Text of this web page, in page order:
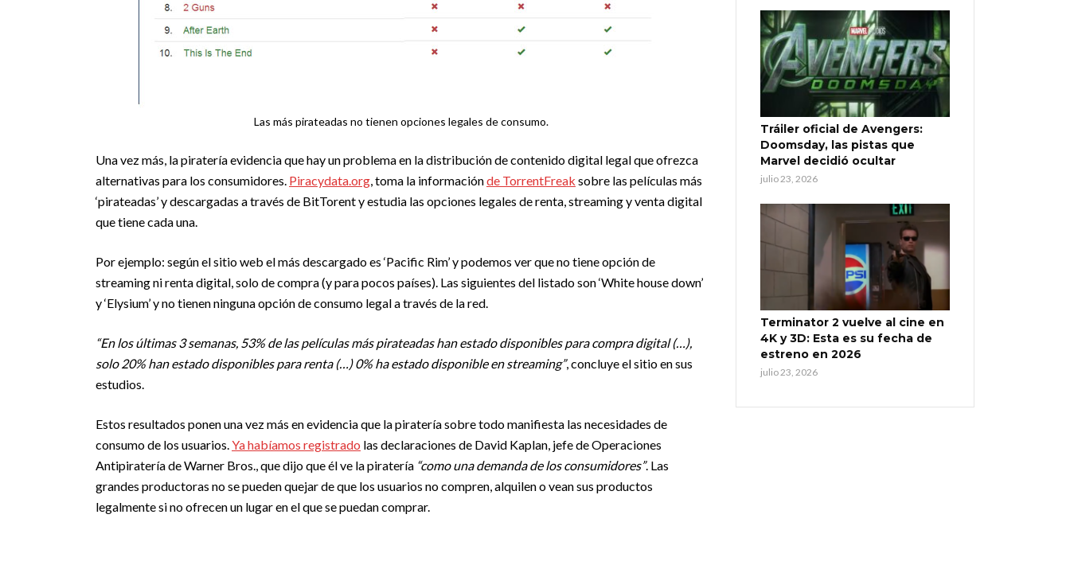
Las más pirateadas no tienen opciones legales de consumo.
Una vez más, la piratería evidencia que hay un problema en la distribución de contenido digital legal que ofrezca
alternativas para los consumidores. Piracydata.org, toma la informaciónde TorrentFreak sobre las películas más
‘pirateadas’ y descargadas a través de BitTorent y estudia las opciones legales de renta, streaming y venta digital
que tiene cada una.
Por ejemplo: según el sitio web el más descargado es ‘Pacific Rim’ y podemos ver que no tiene opción de
streaming ni renta digital, solo de compra (y para pocos países). Las siguientes del listado son ‘White house down’
y ‘Elysium’ y no tienen ninguna opción de consumo legal a través de la red.
“En los últimas 3 semanas, 53% de las películas más pirateadas han estado disponibles para compra digital (…),
solo 20% han estado disponibles para renta (…) 0% ha estado disponible en streaming”, concluye el sitio en sus
estudios.
Estos resultados ponen una vez más en evidencia que la piratería sobre todo manifiesta las necesidades de
consumo de los usuarios.Ya habíamos registrado las declaraciones de David Kaplan, jefe de Operaciones
Antipiratería de Warner Bros., que dijo que él ve la piratería “como una demanda de los consumidores”. Las
grandes productoras no se pueden quejar de que los usuarios no compren, alquilen o vean sus productos
legalmente si no ofrecen un lugar en el que se puedan comprar.
Tráiler oficial de Avengers:
Doomsday, las pistas que
Marvel decidió ocultar
julio 23, 2026
Terminator 2 vuelve al cine en
4K y 3D: Esta es su fecha de
estreno en 2026
julio 23, 2026